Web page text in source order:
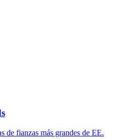
de fianzas más grandes de EE.